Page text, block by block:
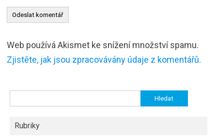
Web používá Akismet ke snížení množství spamu.
Zjistěte, jak jsou zpracovávány údaje z komentářů.
Rubriky